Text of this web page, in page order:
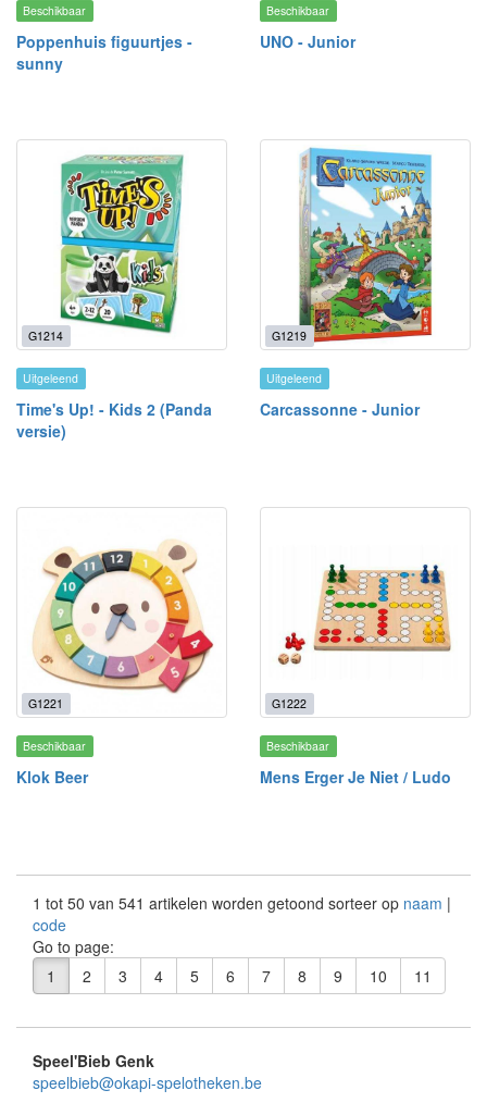
Beschikbaar
Poppenhuis figuurtjes -
sunny
Beschikbaar
UNO - Junior
G1214
Uitgeleend
Time's Up! - Kids 2 (Panda
versie)
G1219
Uitgeleend
Carcassonne - Junior
G1221
Beschikbaar
Klok Beer
G1222
Beschikbaar
Mens Erger Je Niet / Ludo
1 tot 50 van 541 artikelen worden getoond sorteer op naam |
code
Go to page:
1
2 3 4 5 6 7 8 9 10 11
Speel'Bieb Genk
speelbieb@okapi-spelotheken.be